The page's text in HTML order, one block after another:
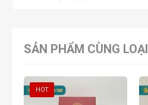
SẢN PHẨM CÙNG LOẠI
HOT